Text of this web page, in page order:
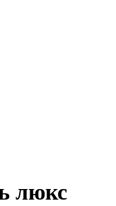
люкс